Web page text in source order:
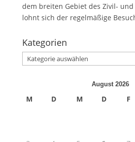
dem breiten Gebiet des Zivil-
lohnt sich der regelmäßige
Kategorien
Kategorien
August 2026
M D M D F